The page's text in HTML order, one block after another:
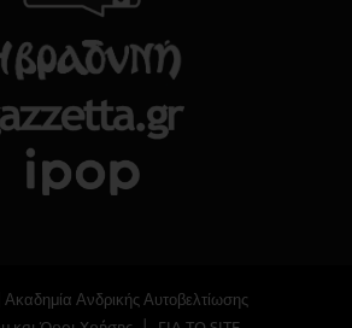
Ανδρικής Αυτοβελτίωσης